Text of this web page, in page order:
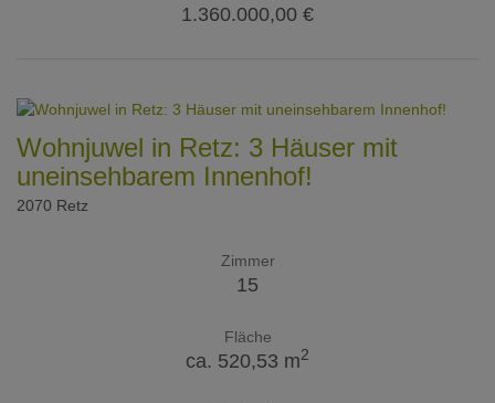
1.360.000,00 €
Wohnjuwel in Retz: 3 Häuser mit
uneinsehbarem Innenhof!
2070 Retz
Zimmer
15
Fläche
ca. 520,53 m2